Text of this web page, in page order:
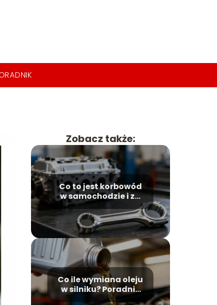
Zobacz także:
Co to jest korbowód
w samochodzie i za
co odpowiada?
Co ile wymiana oleju
w silniku? Poradnik
kierowcy